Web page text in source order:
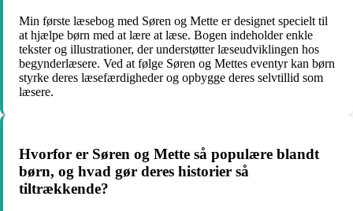
Min første læsebog med Søren og Mette er designet specielt til
at hjælpe børn med at lære at læse. Bogen indeholder enkle
tekster og illustrationer, der understøtter læseudviklingen hos
begynderlæsere. Ved at følge Søren og Mettes eventyr kan børn
styrke deres læsefærdigheder og opbygge deres selvtillid som
læsere.
Hvorfor er Søren og Mette så populære blandt
børn, og hvad gør deres historier så
tiltrækkende?